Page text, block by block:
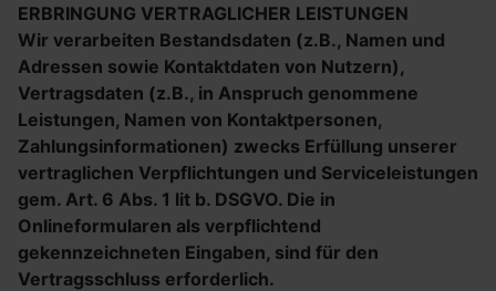
ERBRINGUNG VERTRAGLICHER LEISTUNGEN
Wir verarbeiten Bestandsdaten (z.B., Namen und
Adressen sowie Kontaktdaten von Nutzern),
Vertragsdaten (z.B., in Anspruch genommene
Leistungen, Namen von Kontaktpersonen,
Zahlungsinformationen) zwecks Erfüllung unserer
vertraglichen Verpflichtungen und Serviceleistungen
gem. Art. 6 Abs. 1 lit b. DSGVO. Die in
Onlineformularen als verpflichtend
gekennzeichneten Eingaben, sind für den
Vertragsschluss erforderlich.